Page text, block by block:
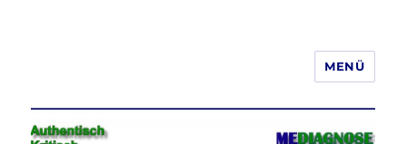
Jeder hat das Recht, seine
Meinung in Wort, Schrift und Bild
frei zu äußern und zu verbreiten
MENÜ